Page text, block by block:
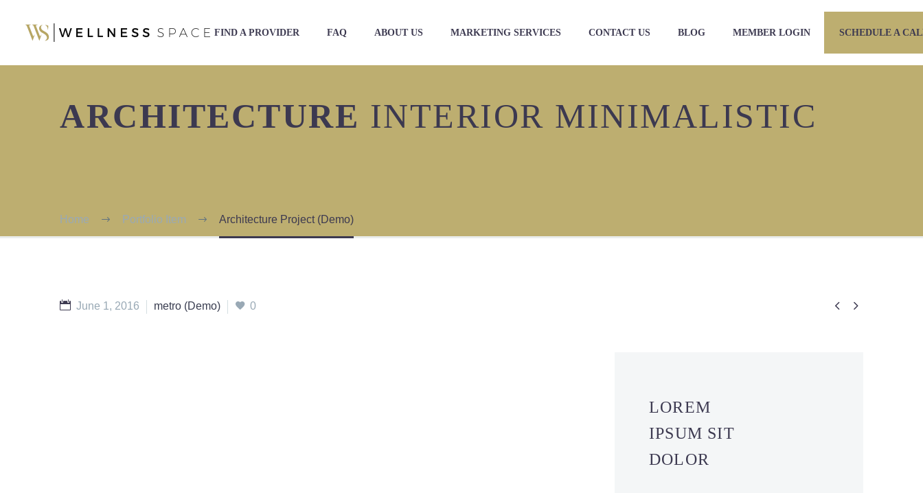
FIND A PROVIDER FAQ ABOUT US MARKETING SERVICES CONTACT US BLOG MEMBER LOGIN SCHEDULE A
ARCHITECTURE INTERIOR MINIMALISTIC
Home Portfolio Item Architecture Project (Demo)
 
June 1, 2016 metro (Demo) 0
LOREM
IPSUM SIT
DOLOR